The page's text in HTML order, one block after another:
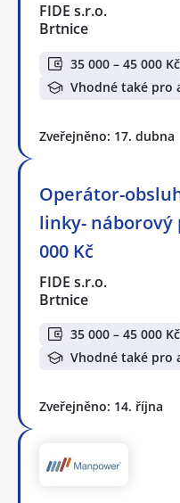
FIDE s.r.o.
Brtnice
35 000 – 45 000 Kč
Vhodné také pro
Zveřejněno: 17. dubna
Operátor-
linky- náborový
000 Kč
FIDE s.r.o.
Brtnice
35 000 – 45 000 Kč
Vhodné také pro
Zveřejněno: 14. října